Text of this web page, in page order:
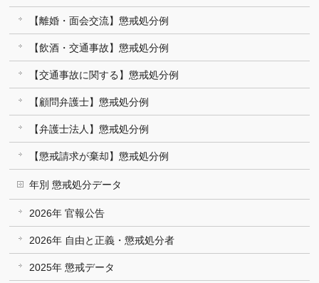
【離婚・面会交流】懲戒処分例
【飲酒・交通事故】懲戒処分例
【交通事故に関する】懲戒処分例
【顧問弁護士】懲戒処分例
【弁護士法人】懲戒処分例
【懲戒請求が棄却】懲戒処分例
年別 懲戒処分データ
2026年 官報公告
2026年 自由と正義・懲戒処分者
2025年 懲戒データ